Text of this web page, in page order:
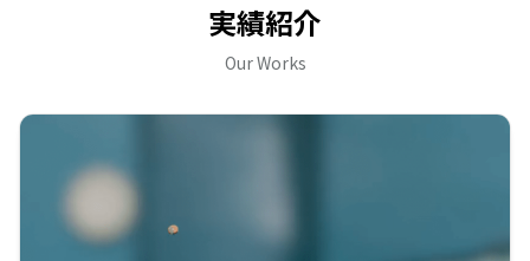
実績紹介
Our Works